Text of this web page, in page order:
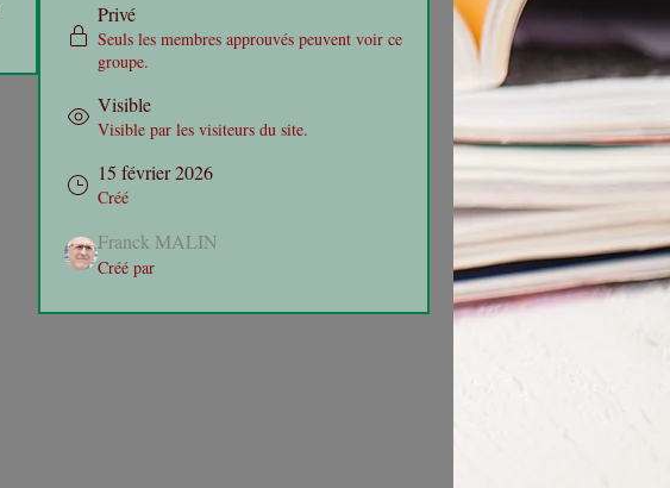
Privé
Seuls les membres approuvés peuvent voir ce
groupe.
Visible
Visible par les visiteurs du site.
15 février 2026
Créé
Franck MALIN
Créé par